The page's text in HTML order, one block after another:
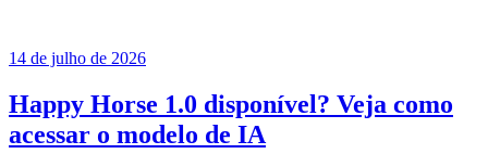
14 de julho de 2026
Happy Horse 1.0 disponível? Veja como
acessar o modelo de IA